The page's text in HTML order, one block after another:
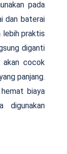
pada
dan baterai
lebih praktis
diganti
akan cocok
panjang.
biaya
digunakan